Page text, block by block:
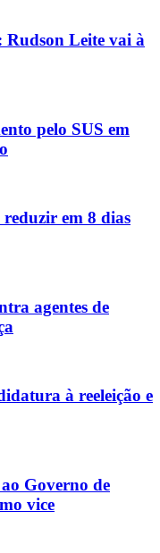
Rudson Leite vai à
pelo SUS em
em 8 dias
agentes de
à reeleição e
Governo de
vice